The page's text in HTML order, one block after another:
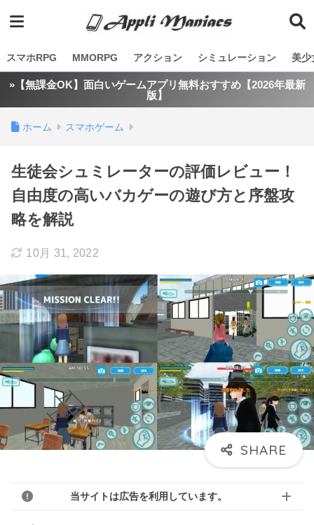
スマホRPG MMORPG アクション シミュレーション 美少
»【無課金OK】面白いゲームアプリ無料おすすめ【2026年最新
版】
ホーム スマホゲーム
生徒会シュミレーターの評価レビュー！
自由度の高いバカゲーの遊び方と序盤攻
略を解説
10月 31, 2022
当サイトは広告を利用しています。